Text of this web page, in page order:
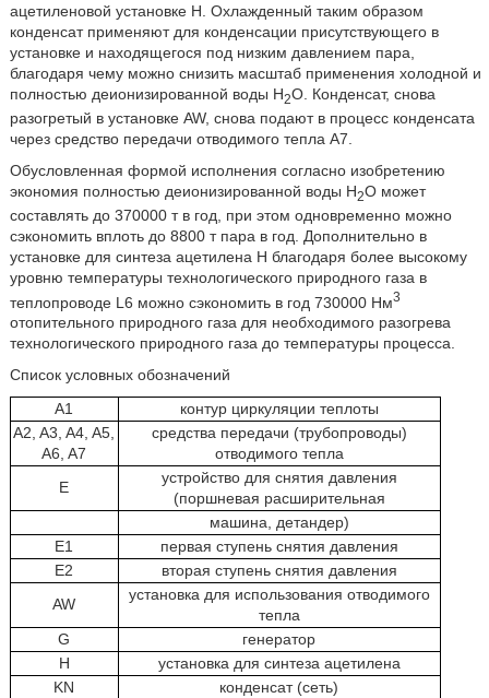
ацетиленовой установке H. Охлажденный таким образом
конденсат применяют для конденсации присутствующего в
установке и находящегося под низким давлением пара,
благодаря чему можно снизить масштаб применения холодной и
полностью деионизированной воды H2O. Конденсат, снова
разогретый в установке AW, снова подают в процесс конденсата
через средство передачи отводимого тепла A7.
Обусловленная формой исполнения согласно изобретению
экономия полностью деионизированной воды H2O может
составлять до 370000 т в год, при этом одновременно можно
сэкономить вплоть до 8800 т пара в год. Дополнительно в
установке для синтеза ацетилена H благодаря более высокому
уровню температуры технологического природного газа в
теплопроводе L6 можно сэкономить в год 730000 Нм3
отопительного природного газа для необходимого разогрева
технологического природного газа до температуры процесса.
Список условных обозначений
A1
контур циркуляции теплоты
A2, A3, A4, A5,
A6, A7
средства передачи (трубопроводы)
отводимого тепла
E
устройство для снятия давления
(поршневая расширительная
машина, детандер)
E1
первая ступень снятия давления
E2
вторая ступень снятия давления
AW
установка для использования отводимого
тепла
G
генератор
H
установка для синтеза ацетилена
KN
конденсат (сеть)